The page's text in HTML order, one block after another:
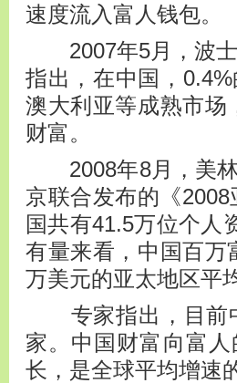
速度流入富人钱包。
2007年5月，波士
指出，在中国，
澳大利亚等成熟市
财富。
2008年8月，美林
京联合发布的《
国共有41.5万位个人
有量来看，中国百万
万美元的亚太地区平
专家指出，目前
家。中国财富向富
长，是全球平均增速